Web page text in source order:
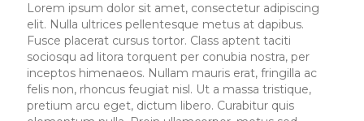
Lorem ipsum dolor sit amet, consectetur adipiscing
elit. Nulla ultrices pellentesque metus at dapibus.
Fusce placerat cursus tortor. Class aptent taciti
sociosqu ad litora torquent per conubia nostra, per
inceptos himenaeos. Nullam mauris erat, fringilla ac
felis non, rhoncus feugiat nisl. Ut a massa tristique,
pretium arcu eget, dictum libero. Curabitur quis